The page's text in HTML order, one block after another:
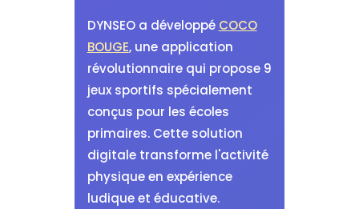
DYNSEO a développé COCO
BOUGE, une application
révolutionnaire qui propose 9
jeux sportifs spécialement
conçus pour les écoles
primaires. Cette solution
digitale transforme l'activité
physique en expérience
ludique et éducative.